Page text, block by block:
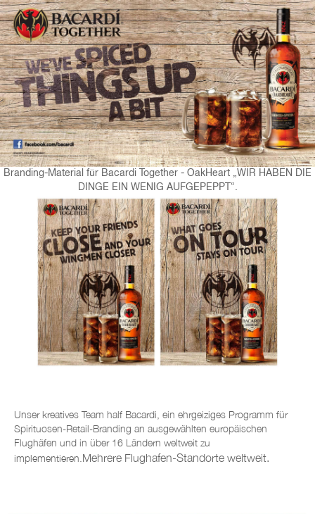
Branding-Material für Bacardi Together - OakHeart „WIR HABEN DIE
DINGE EIN WENIG AUFGEPEPPT“.
Unser kreatives Team half Bacardi, ein ehrgeiziges Programm für
Spirituosen-Retail-Branding an ausgewählten europäischen
Flughäfen und in über 16 Ländern weltweit zu
implementieren. Mehrere Flughafen-Standorte weltweit.